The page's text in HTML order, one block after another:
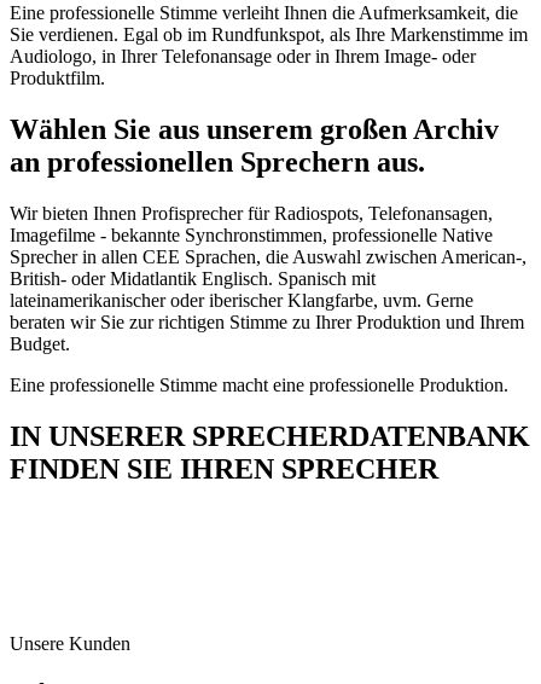
Eine professionelle Stimme verleiht Ihnen die Aufmerksamkeit, die
Sie verdienen. Egal ob im Rundfunkspot, als Ihre Markenstimme im
Audiologo, in Ihrer Telefonansage oder in Ihrem Image- oder
Produktfilm.
Wählen Sie aus unserem großen Archiv
an professionellen Sprechern aus.
Wir bieten Ihnen Profisprecher für Radiospots, Telefonansagen,
Imagefilme - bekannte Synchronstimmen, professionelle Native
Sprecher in allen CEE Sprachen, die Auswahl zwischen American-,
British- oder Midatlantik Englisch. Spanisch mit
lateinamerikanischer oder iberischer Klangfarbe, uvm. Gerne
beraten wir Sie zur richtigen Stimme zu Ihrer Produktion und Ihrem
Budget.
Eine professionelle Stimme macht eine professionelle Produktion.
IN UNSERER SPRECHERDATENBANK
FINDEN SIE IHREN SPRECHER
Unsere Kunden